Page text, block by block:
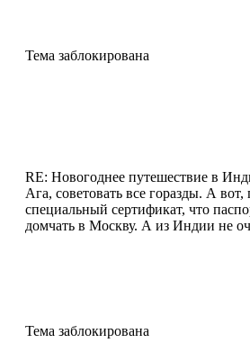
Тема заблокирована
RE: Новогоднее путешествие в
Ага, советовать все горазды. А
специальный сертификат, что
домчать в Москву. А из Индии не
Тема заблокирована